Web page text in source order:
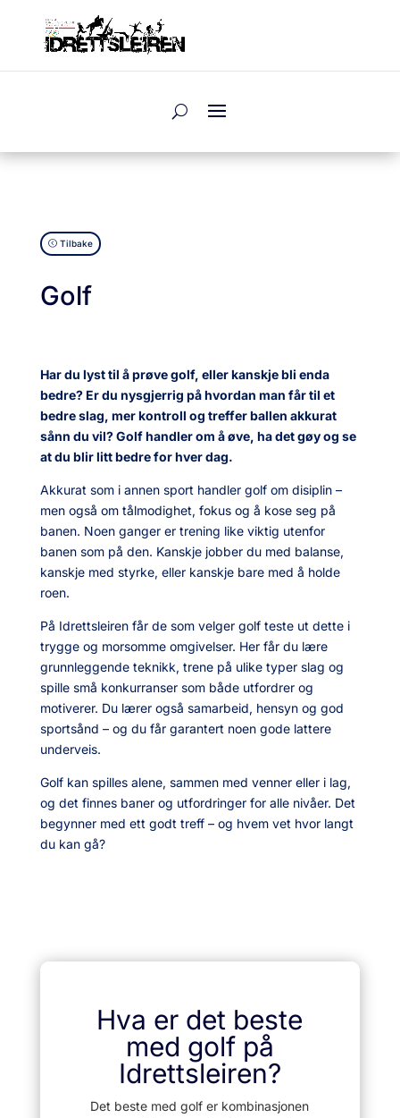
Tilbake
Golf
Har du lyst til å prøve golf, eller kanskje bli enda
bedre? Er du nysgjerrig på hvordan man får til et
bedre slag, mer kontroll og treffer ballen akkurat
sånn du vil? Golf handler om å øve, ha det gøy og se
at du blir litt bedre for hver dag.
Akkurat som i annen sport handler golf om disiplin –
men også om tålmodighet, fokus og å kose seg på
banen. Noen ganger er trening like viktig utenfor
banen som på den. Kanskje jobber du med balanse,
kanskje med styrke, eller kanskje bare med å holde
roen.
På Idrettsleiren får de som velger golf teste ut dette i
trygge og morsomme omgivelser. Her får du lære
grunnleggende teknikk, trene på ulike typer slag og
spille små konkurranser som både utfordrer og
motiverer. Du lærer også samarbeid, hensyn og god
sportsånd – og du får garantert noen gode lattere
underveis.
Golf kan spilles alene, sammen med venner eller i lag,
og det finnes baner og utfordringer for alle nivåer. Det
begynner med ett godt treff – og hvem vet hvor langt
du kan gå?
Hva er det beste
med golf på
Idrettsleiren?
Det beste med golf er kombinasjonen